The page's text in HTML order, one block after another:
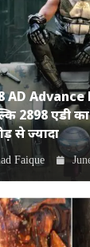
AD Advance
2898 एडी
से ज्यादा
Faique